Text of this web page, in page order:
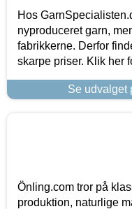
Hos
nyproduceret garn,
fabrikkerne. Derfor
skarpe priser. Klik her
Se udvalget
Önling.com tror på
produktion, naturlige